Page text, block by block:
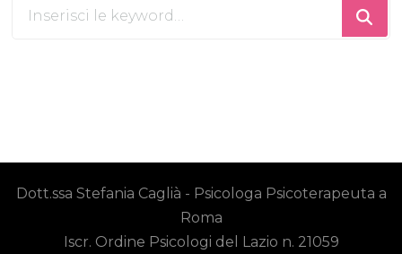
Dott.ssa Stefania Caglià - Psicologa Psicoterapeuta a
Roma
Iscr. Ordine Psicologi del Lazio n. 21059